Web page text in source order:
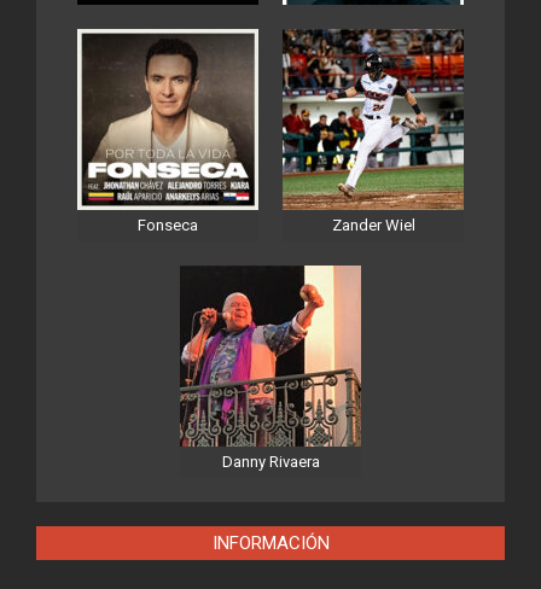
Fonseca Zander Wiel
Danny Rivaera
INFORMACIÓN